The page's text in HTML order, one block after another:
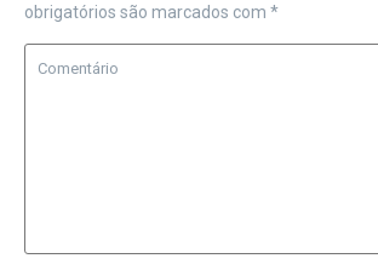
obrigatórios são marcados com *